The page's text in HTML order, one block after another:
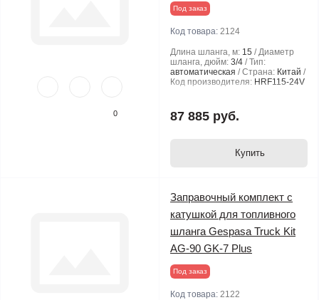
0
Под заказ
Код товара: 2124
Длина шланга, м: 15
Диаметр
шланга, дюйм: 3/4
Тип:
автоматическая
Страна: Китай
Код производителя: HRF115-24V
87 885 руб.
Купить
Заправочный комплект с
катушкой для топливного
шланга Gespasa Truck Kit
AG-90 GK-7 Plus
Под заказ
Код товара: 2122